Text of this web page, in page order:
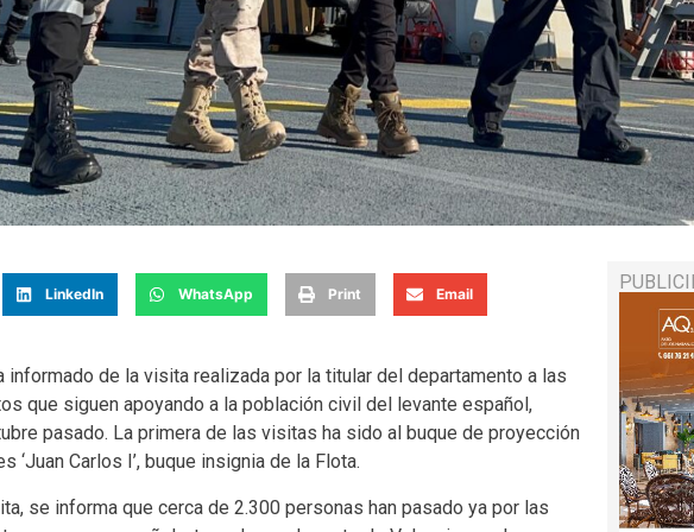
LinkedIn WhatsApp Print Email
informado de la visita realizada por la titular del departamento a las
que siguen apoyando a la población civil del levante español,
pasado. La primera de las visitas ha sido al buque de proyección
‘Juan Carlos I’, buque insignia de la Flota.
se informa que cerca de 2.300 personas han pasado ya por las